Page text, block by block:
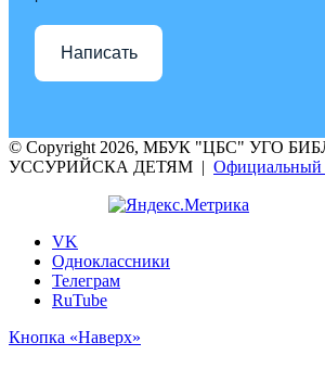
Написать
© Copyright 2026, МБУК "ЦБС" УГО
УССУРИЙСКА ДЕТЯМ | Официальный
VK
Одноклассники
Телеграм
RuTube
Кнопка «Наверх»